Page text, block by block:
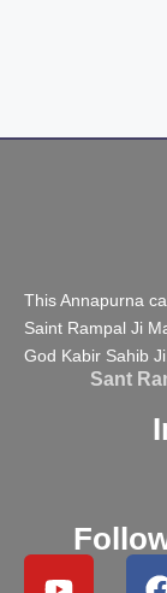
This Annapurna
Saint Rampal Ji
God Kabir Sahib
Sant